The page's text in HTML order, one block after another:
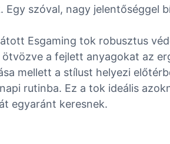
Egy szóval, nagy jelentőséggel
Esgaming tok robusztus
a fejlett anyagokat az
mellett a stílust helyezi
rutinba. Ez a tok ideális
egyaránt keresnek.